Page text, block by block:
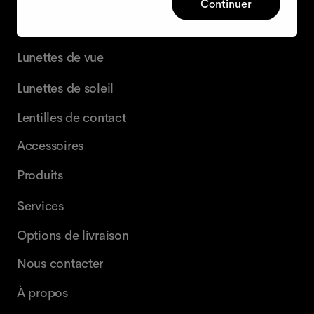
Lunettes de vue
Lunettes de soleil
Lentilles de contact
Accessoires
Produits
Services
Options de livraison
Nous contacter
À propos
Continuer